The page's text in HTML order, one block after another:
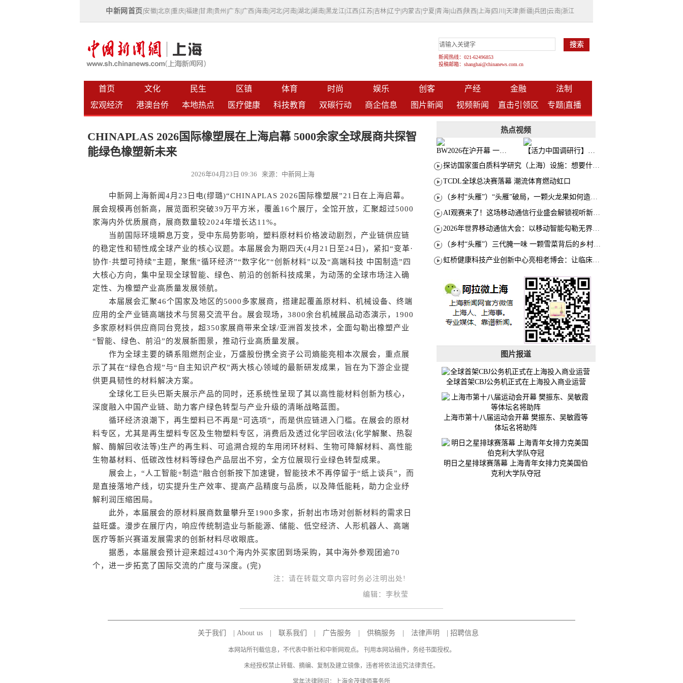
中新网首页 安徽 北京 |重庆 福建 |甘肃 贵州 广东 广西 海南 河北 |河南 湖北 |湖南 黑龙江 江西 江苏 吉林 |辽宁 内蒙古 宁夏 青海 山西 陕西 上海 四川 天津 |新疆 兵团 |云南 浙江
新闻热线：021-62496853
投稿邮箱：shanghai@chinanews.com.cn
首页 文化 民生 区镇 体育 时尚 娱乐 创客 产经 金融
法制
宏观经济
港澳台侨 本地热点 医疗健康 科技教育 双碳行动 商企信息 图片新闻 视频新闻 直击引领区 专题|直播
CHINAPLAS 2026国际橡塑展在上海启幕 5000余家全球展商共探智
能绿色橡塑新未来
2026年04月23日 09:36 来源：中新网上海
中新网上海新闻4月23日电(缪璐)“CHINAPLAS 2026国际橡塑展”21日在上海启幕。
展会规模再创新高，展览面积突破39万平方米，覆盖16个展厅，全馆开放，汇聚超过5000
家海内外优质展商，展商数量较2024年增长达11%。
当前国际环境瞬息万变，受中东局势影响，塑料原材料价格波动剧烈，产业链供应链
的稳定性和韧性成全球产业的核心议题。本届展会为期四天(4月21日至24日)，紧扣“变革·
协作·共塑可持续”主题，聚焦“循环经济”“数字化”“创新材料”以及“高端科技 中国制造”四
大核心方向，集中呈现全球智能、绿色、前沿的创新科技成果，为动荡的全球市场注入确
定性、为橡塑产业高质量发展领航。
本届展会汇聚46个国家及地区的5000多家展商，搭建起覆盖原材料、机械设备、终端
应用的全产业链高端技术与贸易交流平台。展会现场，3800余台机械展品动态演示，1900
多家原材料供应商同台竞技，超350家展商带来全球/亚洲首发技术，全面勾勒出橡塑产业
“智能、绿色、前沿”的发展新图景，推动行业高质量发展。
作为全球主要的磷系阻燃剂企业，万盛股份携全资子公司熵能亮相本次展会，重点展
示了其在“绿色合规”与“自主知识产权”两大核心领域的最新研发成果，旨在为下游企业提
供更具韧性的材料解决方案。
全球化工巨头巴斯夫展示产品的同时，还系统性呈现了其以高性能材料创新为核心，
深度融入中国产业链、助力客户绿色转型与产业升级的清晰战略蓝图。
循环经济浪潮下，再生塑料已不再是“可选项”，而是供应链进入门槛。在展会的原材
料专区，尤其是再生塑料专区及生物塑料专区，消费后及透过化学回收法(化学解聚、热裂
解、酶解回收法等)生产的再生料、可追溯合规的车用闭环材料、生物可降解材料、高性能
生物基材料、低碳改性材料等绿色产品层出不穷，全方位展现行业绿色转型成果。
展会上，“人工智能+制造”融合创新按下加速键，智能技术不再停留于“纸上谈兵”，而
是直接落地产线，切实提升生产效率、提高产品精度与品质，以及降低能耗，助力企业纾
解利润压缩困局。
此外，本届展会的原材料展商数量攀升至1900多家，折射出市场对创新材料的需求日
益旺盛。漫步在展厅内，响应传统制造业与新能源、储能、低空经济、人形机器人、高端
医疗等新兴赛道发展需求的创新材料尽收眼底。
据悉，本届展会预计迎来超过430个海内外买家团到场采购，其中海外参观团逾70
个，进一步拓宽了国际交流的广度与深度。(完)
注：请在转载文章内容时务必注明出处!
编辑：李秋莹
热点视频
BW2026在沪开幕 一众次元品牌集中发布全新企划
【活力中国调研行】上海机器人研究院以技术标准撬动长三角智造协同
探访国家蛋白质科学研究（上海）设施：想要什么蛋白 AI直接设计合成
TCDL全球总决赛落幕 潮流体育燃动虹口
（乡村“头雁”）“头雁”破局，一颗火龙果如何造就沪上乡村特色产业化路径
AI观赛来了！这场移动通信行业盛会解锁视听新玩法
2026年世界移动通信大会：以移动智能勾勒无界普惠新愿景
（乡村“头雁”）三代腌一味 一颗雪菜背后的乡村致富经
虹桥健康科技产业创新中心亮相老博会：让临床“需求”定义银发经济新生态
图片报道
全球首架CBJ公务机正式在上海投入商业运营
上海市第十八届运动会开幕 樊振东、吴敏霞等
体坛名将助阵
明日之星排球赛落幕 上海青年女排力克美国伯
克利大学队夺冠
关于我们 About us| 联系我们 广告服务| 供稿服务| 法律声明 招聘信息
本网站所刊载信息，不代表中新社和中新网观点。 刊用本网站稿件，务经书面授权。
未经授权禁止转载、摘编、复制及建立镜像，违者将依法追究法律责任。
常年法律顾问：上海金茂律师事务所